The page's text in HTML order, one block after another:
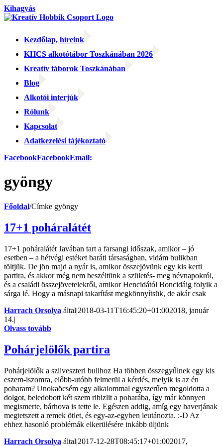
Kihagyás
Kezdőlap, híreink
KHCS alkotótábor Toszkánában 2026
Kreatív táborok Toszkánában
Blog
Alkotói interjúk
Rólunk
Kapcsolat
Adatkezelési tájékoztató
FacebookFacebookEmail:
gyöngy
Főoldal/Címke gyöngy
17+1 poháralátét
17+1 poháralátét Javában tart a farsangi időszak, amikor – jó
esetben – a hétvégi estéket baráti társaságban, vidám bulikban
töltjük. De jön majd a nyár is, amikor összejövünk egy kis kerti
partira, és akkor még nem beszéltünk a születés- meg névnapokról,
és a családi összejövetelekről, amikor Hencidától Boncidáig folyik a
sárga lé. Hogy a másnapi takarítást megkönnyítsük, de akár csak
Harrach Orsolya által|2018-03-11T16:45:20+01:002018, január
14.|
Olvass tovább
Pohárjelölők partira
Pohárjelölők a szilveszteri bulihoz Ha többen összegyűlnek egy kis
eszem-iszomra, előbb-utóbb felmerül a kérdés, melyik is az én
poharam? Unokaöcsém egy alkalommal egyszerűen megoldotta a
dolgot, beledobott két szem ribizlit a poharába, így már könnyen
megismerte, bárhova is tette le. Egészen addig, amíg egy haverjának
megtetszett a remek ötlet, és egy-az-egyben leutánozta. :-D Az
ehhez hasonló problémák elkerülésére inkább üljünk
Harrach Orsolya által|2017-12-28T08:45:17+01:002017,